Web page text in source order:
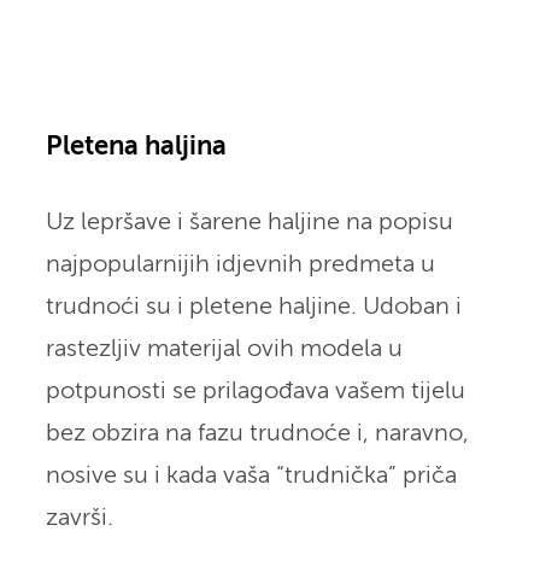
Pletena haljina
Uz lepršave i šarene haljine na popisu
najpopularnijih idjevnih predmeta u
trudnoći su i pletene haljine. Udoban i
rastezljiv materijal ovih modela u
potpunosti se prilagođava vašem tijelu
bez obzira na fazu trudnoće i, naravno,
nosive su i kada vaša “trudnička” priča
završi.